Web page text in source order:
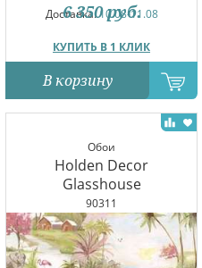
Доставка:10.08-11.08
КУПИТЬ В 1 КЛИК
6 350 руб.
В корзину
Обои
Holden Decor
Glasshouse
90311